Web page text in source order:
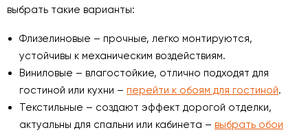
выбрать такие варианты:
Флизелиновые – прочные, легко монтируются,
устойчивы к механическим воздействиям.
Виниловые – влагостойкие, отлично подходят для
гостиной или кухни – перейти к обоям для гостиной.
Текстильные – создают эффект дорогой отделки,
актуальны для спальни или кабинета – выбрать обои